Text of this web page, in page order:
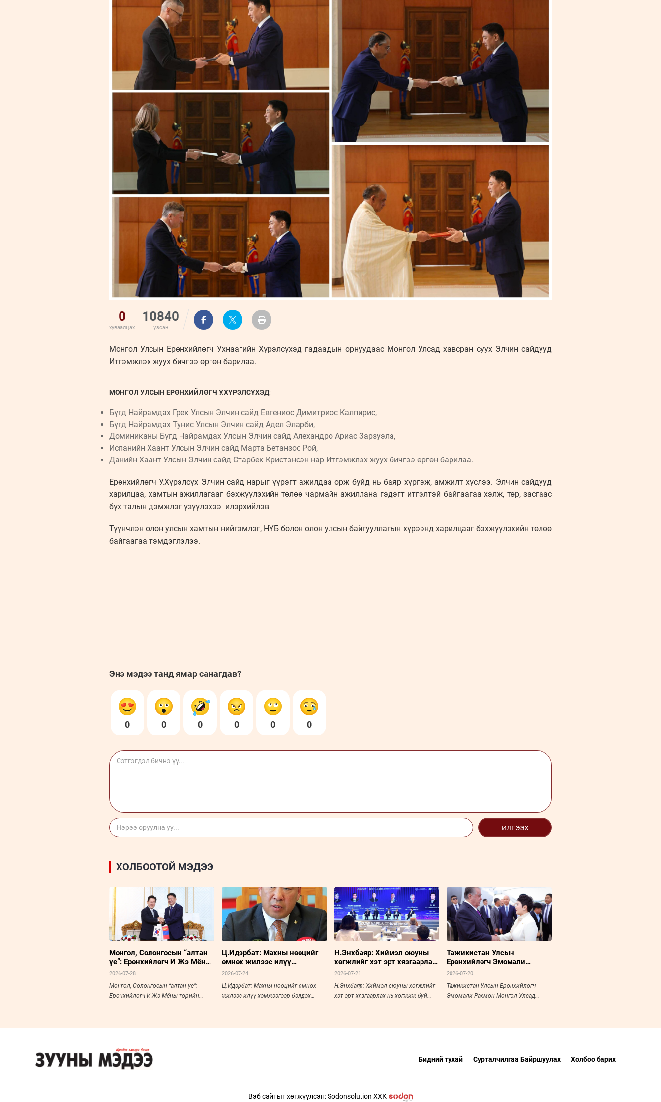
УРЛАГ
0
хуваалцах
10840
үзсэн
Монгол Улсын Ерөнхийлөгч Ухнаагийн Хүрэлсүхэд гадаадын орнуудаас Монгол Улсад хавсран суух Элчин сайдууд
Итгэмжлэх жуух бичгээ өргөн барилаа.
МОНГОЛ УЛСЫН ЕРӨНХИЙЛӨГЧ У.ХҮРЭЛСҮХЭД:
Бүгд Найрамдах Грек Улсын Элчин сайд Евгениос Димитриос Калпирис,
Бүгд Найрамдах Тунис Улсын Элчин сайд Адел Эларби,
Доминиканы Бүгд Найрамдах Улсын Элчин сайд Алехандро Ариас Зарзуэла,
Испанийн Хаант Улсын Элчин сайд Марта Бетанзос Рой,
Данийн Хаант Улсын Элчин сайд Старбек Кристэнсэн нар Итгэмжлэх жуух бичгээ өргөн барилаа.
Ерөнхийлөгч У.Хүрэлсүх Элчин сайд нарыг үүрэгт ажилдаа орж буйд нь баяр хүргэж, амжилт хүслээ. Элчин сайдууд
харилцаа, хамтын ажиллагааг бэхжүүлэхийн төлөө чармайн ажиллана гэдэгт итгэлтэй байгаагаа хэлж, төр, засгаас
бүх талын дэмжлэг үзүүлэхээ илэрхийлэв.
Түүнчлэн олон улсын хамтын нийгэмлэг, НҮБ болон олон улсын байгууллагын хүрээнд харилцааг бэхжүүлэхийн төлөө
байгаагаа тэмдэглэлээ.
Энэ мэдээ танд ямар санагдав?
0 0 0 0 0 0
ИЛГЭЭХ
ХОЛБООТОЙ МЭДЭЭ
Монгол, Солонгосын “алтан
үе”: Ерөнхийлөгч И Жэ Мёны
төрийн айлчлалын
2026-07-28
Монгол, Солонгосын “алтан үе”:
Ерөнхийлөгч И Жэ Мёны төрийн
Ц.Идэрбат: Махны нөөцийг
өмнөх жилээс илүү
хэмжээгээр бэлдэх
2026-07-24
Ц.Идэрбат: Махны нөөцийг өмнөх
жилээс илүү хэмжээгээр бэлдэх
Н.Энхбаяр: Хиймэл оюуны
хөгжлийг хэт эрт хязгаарлах
нь хөгжиж буй орнуудын
2026-07-21
Н.Энхбаяр: Хиймэл оюуны хөгжлийг
хэт эрт хязгаарлах нь хөгжиж буй
Тажикистан Улсын
Ерөнхийлөгч Эмомали
Рахмон Монгол Улсад төрийн
ирлээ
2026-07-20
Тажикистан Улсын Ерөнхийлөгч
Эмомали Рахмон Монгол Улсад
Бидний тухай Сурталчилгаа Байршуулах Холбоо барих
Вэб сайтыг хөгжүүлсэн: Sodonsolution ХХК